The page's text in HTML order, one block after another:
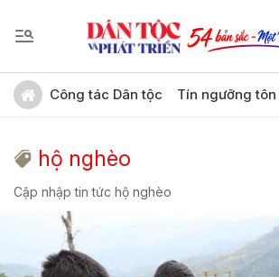
Công tác Dân tộc Tín ngưỡng
hộ nghèo
Cập nhập tin tức hộ nghèo